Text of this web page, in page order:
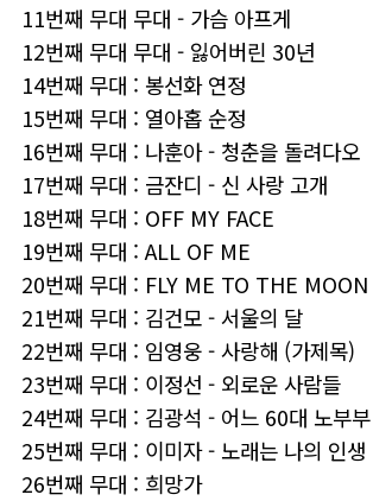
11번째 무대 무대 - 가슴 아프게
12번째 무대 무대 - 잃어버린 30년
14번째 무대 : 봉선화 연정
15번째 무대 : 열아홉 순정
16번째 무대 : 나훈아 - 청춘을 돌려다오
17번째 무대 : 금잔디 - 신 사랑 고개
18번째 무대 : OFF MY FACE
19번째 무대 : ALL OF ME
20번째 무대 : FLY ME TO THE MOON
21번째 무대 : 김건모 - 서울의 달
22번째 무대 : 임영웅 - 사랑해 (가제목)
23번째 무대 : 이정선 - 외로운 사람들
24번째 무대 : 김광석 - 어느 60대 노부
25번째 무대 : 이미자 - 노래는 나의 인생
26번째 무대 : 희망가